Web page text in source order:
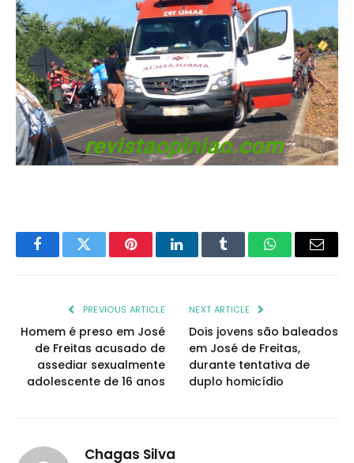
FacebookTwitter PinterestLinkedInTumblr WhatsAppEmail
PREVIOUS ARTICLE
Homem é preso em José
de Freitas acusado de
assediar sexualmente
adolescente de 16 anos
NEXT ARTICLE
Dois jovens são baleados
em José de Freitas,
durante tentativa de
duplo homicídio
Chagas Silva